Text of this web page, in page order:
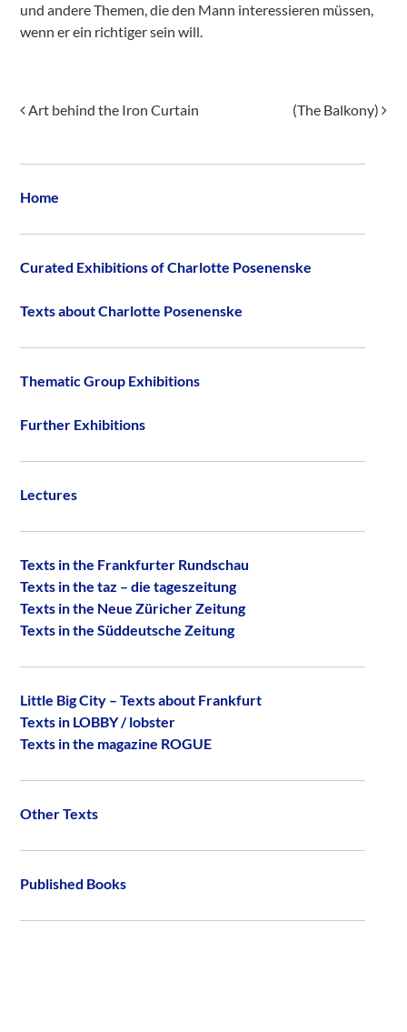
und andere Themen, die den Mann interessieren müssen,
wenn er ein richtiger sein will.
Post navigation
Art behind the Iron Curtain (The Balkony)
Home
Curated Exhibitions of Charlotte Posenenske
Texts about Charlotte Posenenske
Thematic Group Exhibitions
Further Exhibitions
Lectures
Texts in the Frankfurter Rundschau
Texts in the taz – die tageszeitung
Texts in the Neue Züricher Zeitung
Texts in the Süddeutsche Zeitung
Little Big City – Texts about Frankfurt
Texts in LOBBY / lobster
Texts in the magazine ROGUE
Other Texts
Published Books